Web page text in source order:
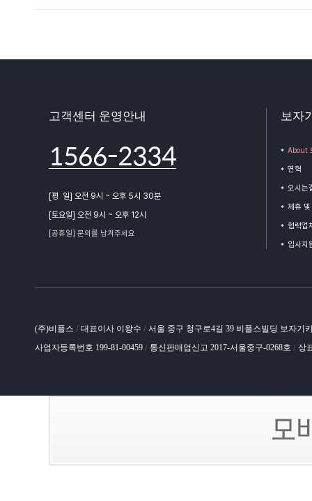
고객센터 운영안내
1566-2334
[평 일] 오전 9시 ~ 오후 5시 30분
[토요일] 오전 9시 ~ 오후 12시
[공휴일] 문의를 남겨주세요
보자
About
연혁
오시는
제휴
협력업
입사지
(주)비플스 / 대표이사 이왕수 / 서울 중구 청구로4길 39 비플스빌딩 보자기
사업자등록번호 199-81-00459 / 통신판매업신고 2017-서울중구-0268호 / 상